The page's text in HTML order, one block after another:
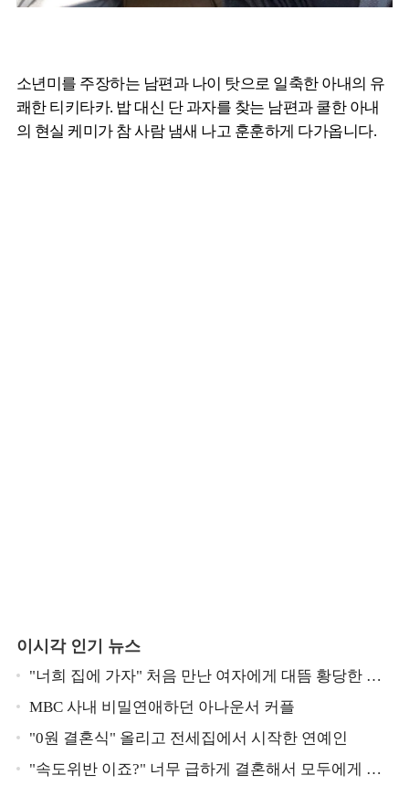
소년미를 주장하는 남편과 나이 탓으로 일축한 아내의 유
쾌한 티키타카. 밥 대신 단 과자를 찾는 남편과 쿨한 아내
의 현실 케미가 참 사람 냄새 나고 훈훈하게 다가옵니다.
이시각 인기 뉴스
"너희 집에 가자" 처음 만난 여자에게 대뜸 황당한 요
구 했다는 MBC 아나운서
MBC 사내 비밀연애하던 아나운서 커플
"0원 결혼식" 올리고 전세집에서 시작한 연예인
"속도위반 이죠?" 너무 급하게 결혼해서 모두에게 의